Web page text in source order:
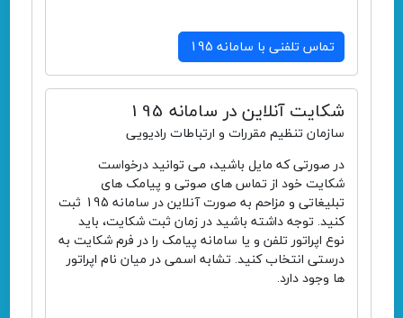
تماس تلفنی با سامانه 195
شکایت آنلاین در سامانه 195
سازمان تنظیم مقررات و ارتباطات رادیویی
در صورتی که مایل باشید، می توانید درخواست
شکایت خود از تماس های صوتی و پیامک های
تبلیغاتی و مزاحم به صورت آنلاین در سامانه 195 ثبت
کنید. توجه داشته باشید در زمان ثبت شکایت، باید
نوع اپراتور تلفن و یا سامانه پیامک را در فرم شکایت به
درستی انتخاب کنید. تشابه اسمی در میان نام اپراتور
ها وجود دارد.